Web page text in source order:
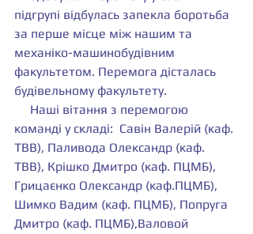
підгрупі відбулась запекла боротьба
за перше місце між нашим та
механіко-машинобудівним
факультетом. Перемога дісталась
будівельному факультету.
команді у складі:  Савiн Валерiй (каф.
ТВВ), Паливода Олександр (каф.
ТВВ), Крiшко Дмитро (каф. ПЦМБ),
Грицаєнко Олександр (каф.ПЦМБ),
Шимко Вадим (каф. ПЦМБ), Попруга
Дмитро (каф. ПЦМБ),Валовой